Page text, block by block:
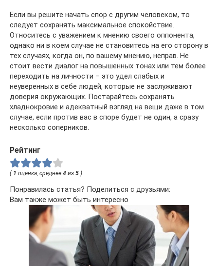
Если вы решите начать спор с другим человеком, то
следует сохранять максимальное спокойствие.
Относитесь с уважением к мнению своего оппонента,
однако ни в коем случае не становитесь на его сторону в
тех случаях, когда он, по вашему мнению, неправ. Не
стоит вести диалог на повышенных тонах или тем более
переходить на личности – это удел слабых и
неуверенных в себе людей, которые не заслуживают
доверия окружающих. Постарайтесь сохранять
хладнокровие и адекватный взгляд на вещи даже в том
случае, если против вас в споре будет не один, а сразу
несколько соперников.
Рейтинг
( 1 оценка, среднее 4 из 5 )
Понравилась статья? Поделиться с друзьями:
Вам также может быть интересно